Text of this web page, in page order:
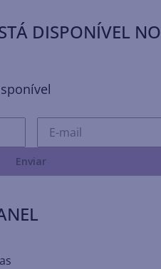
DISPONÍVEL NO
Enviar